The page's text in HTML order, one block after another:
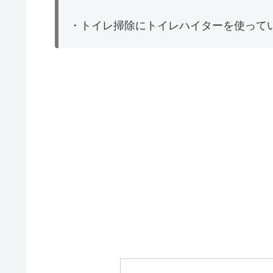
・トイレ掃除にトイレハイターを使って